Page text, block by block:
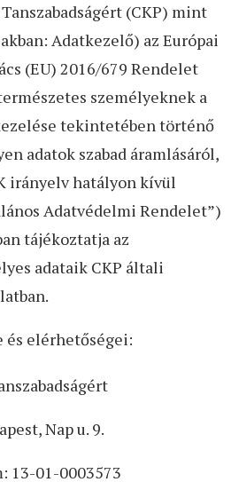
(CKP) mint
Adatkezelő) az Európai
(EU) 2016/679 Rendelet
személyeknek a
tekintetében történő
adatok szabad áramlásáról,
irányelv hatályon kívül
Adatvédelmi Rendelet”)
tájékoztatja az
adataik CKP általi
és elérhetőségei:
Nap u. 9.
13-01-0003573